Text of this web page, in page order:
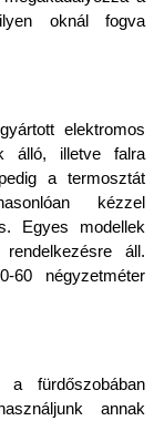
oknál fogva
elektromos
álló, illetve falra
a termosztát
kézzel
Egyes modellek
áll.
60 négyzetméter
fürdőszobában
annak